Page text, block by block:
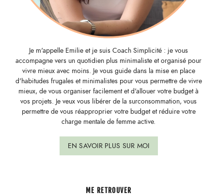
Je m'appelle Emilie et je suis Coach Simplicité : je vous
accompagne vers un quotidien plus minimaliste et organisé pour
vivre mieux avec moins. Je vous guide dans la mise en place
d'habitudes frugales et minimalistes pour vous permettre de vivre
mieux, de vous organiser facilement et d'allouer votre budget à
vos projets. Je veux vous libérer de la surconsommation, vous
permettre de vous réapproprier votre budget et réduire votre
charge mentale de femme active.
EN SAVOIR PLUS SUR MOI
ME RETROUVER